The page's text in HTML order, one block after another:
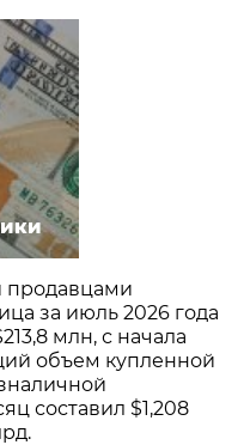
продавцами
за июль 2026 года
млн, с начала
объем купленной
составил $1,208